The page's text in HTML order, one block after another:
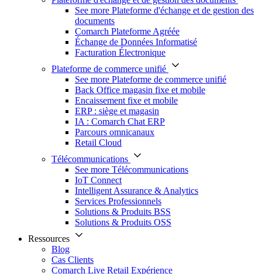
See more Plateforme d'échange et de gestion des
documents
Comarch Plateforme Agréée
Échange de Données Informatisé
Facturation Électronique
Plateforme de commerce unifié
See more Plateforme de commerce unifié
Back Office magasin fixe et mobile
Encaissement fixe et mobile
ERP : siège et magasin
IA : Comarch Chat ERP
Parcours omnicanaux
Retail Cloud
Télécommunications
See more Télécommunications
IoT Connect
Intelligent Assurance & Analytics
Services Professionnels
Solutions & Produits BSS
Solutions & Produits OSS
Ressources
Blog
Cas Clients
Comarch Live Retail Expérience